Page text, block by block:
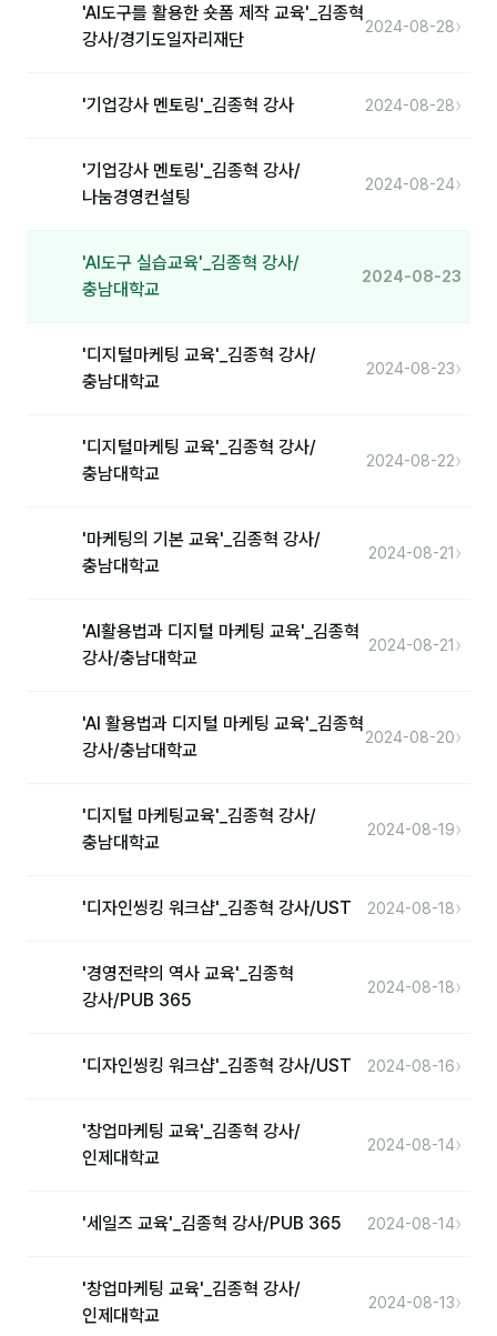
'AI도구를 활용한 숏폼 제작 교육'_김종혁
강사/경기도일자리재단
2024-08-28›
'기업강사 멘토링'_김종혁 강사 2024-08-28›
'기업강사 멘토링'_김종혁 강사/
나눔경영컨설팅
2024-08-24›
'AI도구 실습교육'_김종혁 강사/
충남대학교
2024-08-23
'디지털마케팅 교육'_김종혁 강사/
충남대학교
2024-08-23›
'디지털마케팅 교육'_김종혁 강사/
충남대학교
2024-08-22›
'마케팅의 기본 교육'_김종혁 강사/
충남대학교
2024-08-21 ›
'AI활용법과 디지털 마케팅 교육'_김종혁
강사/충남대학교
2024-08-21 ›
'AI 활용법과 디지털 마케팅 교육'_김종혁
강사/충남대학교
2024-08-20›
'디지털 마케팅교육'_김종혁 강사/
충남대학교
2024-08-19›
'디자인씽킹 워크샵'_김종혁 강사/UST 2024-08-18›
'경영전략의 역사 교육'_김종혁
강사/PUB 365
2024-08-18›
'디자인씽킹 워크샵'_김종혁 강사/UST 2024-08-16›
'창업마케팅 교육'_김종혁 강사/
인제대학교
2024-08-14›
'세일즈 교육'_김종혁 강사/PUB 365 2024-08-14›
'창업마케팅 교육'_김종혁 강사/
인제대학교
2024-08-13›